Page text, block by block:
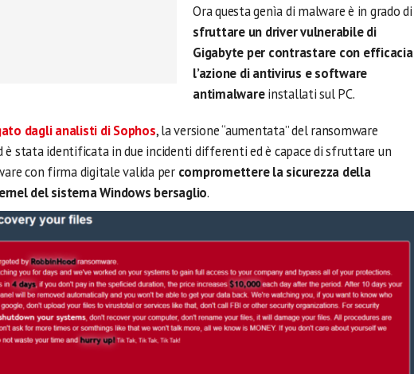
Ora questa genìa di malware è in grado di
sfruttare un driver vulnerabile di
Gigabyte per contrastare con efficacia
l’azione di antivirus e software
antimalwareinstallati sul PC.
dagli analisti di Sophos, la versione “aumentata” del ransomware
è stata identificata in due incidenti differenti ed è capace di sfruttare un
con firma digitale valida per compromettere la sicurezza della
del sistema Windows bersaglio.